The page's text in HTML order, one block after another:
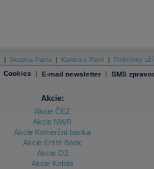
Skupina Patria Kariéra v Patrii Podmínky
Cookies | E-mail newsletter | SMS
Akcie:
Akcie ČEZ
Akcie NWR
Akcie Komerční banka
Akcie Erste Bank
Akcie O2
Akcie Kofola